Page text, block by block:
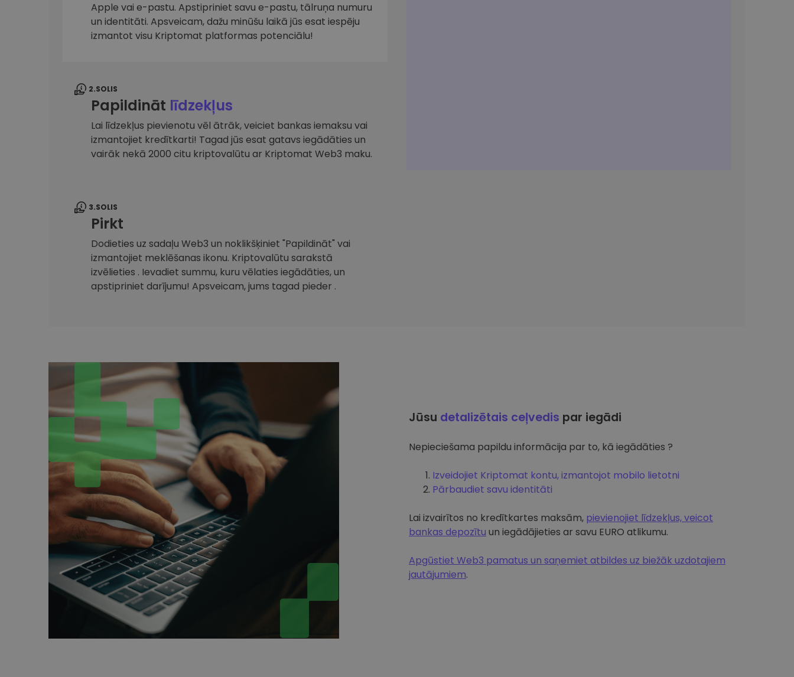
maks
Ieguldījumu palīgs
Atrodi savu kripto stratēģiju
Apple vai e-pastu. Apstipriniet savu e-pastu, tālruņa numuru
un identitāti. Apsveicam, dažu minūšu laikā jūs esat iespēju
izmantot visu Kriptomat platformas potenciālu!
2.SOLIS
Papildināt līdzekļus
Lai līdzekļus pievienotu vēl ātrāk, veiciet bankas iemaksu vai
izmantojiet kredītkarti! Tagad jūs esat gatavs iegādāties un
vairāk nekā 2000 citu kriptovalūtu ar Kriptomat Web3 maku.
3.SOLIS
Pirkt
Dodieties uz sadaļu Web3 un noklikšķiniet "Papildināt" vai
izmantojiet meklēšanas ikonu. Kriptovalūtu sarakstā
izvēlieties . Ievadiet summu, kuru vēlaties iegādāties, un
apstipriniet darījumu! Apsveicam, jums tagad pieder .
Jūsu detalizētais ceļvedis par iegādi
Nepieciešama papildu informācija par to, kā iegādāties ?
Izveidojiet Kriptomat kontu, izmantojot mobilo lietotni
Pārbaudiet savu identitāti
Lai izvairītos no kredītkartes maksām, pievienojiet līdzekļus, veicot
bankas depozītu un iegādājieties ar savu EURO atlikumu.
Apgūstiet Web3 pamatus un saņemiet atbildes uz biežāk uzdotajiem
jautājumiem.